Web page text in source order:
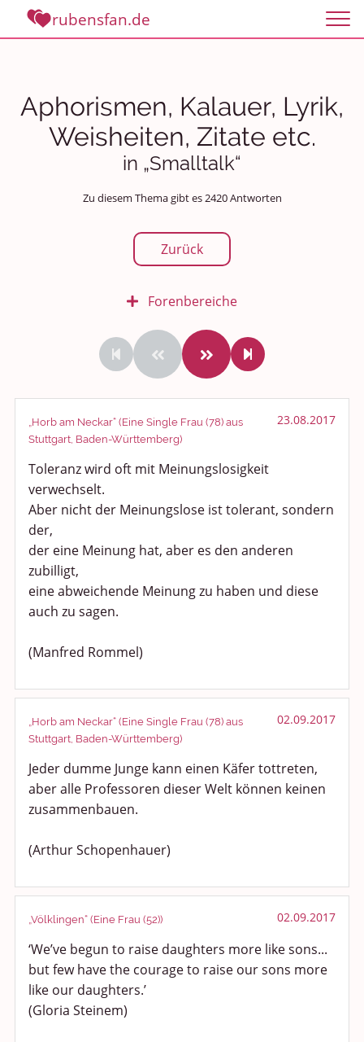
rubensfan.de
Aphorismen, Kalauer, Lyrik,
Weisheiten, Zitate etc.
in „Smalltalk“
Zu diesem Thema gibt es 2420 Antworten
Zurück
Forenbereiche
Rundum Leben
Politik und Weltgeschehen
Smalltalk
Treffen und Stammtische
Ü100 Party - Fanecke
Gesundheit & Wellness
Sport & Freizeit
Shopping und Bekleidung
Medien & Showgeschäft
Kochen, Backen und Genießen
Anregungen und Support
Archiv
„Horb am Neckar“ (Eine Single Frau (78) aus
Stuttgart, Baden-Württemberg)
23.08.2017
Toleranz wird oft mit Meinungslosigkeit
verwechselt.
Aber nicht der Meinungslose ist tolerant, sondern
der,
der eine Meinung hat, aber es den anderen
zubilligt,
eine abweichende Meinung zu haben und diese
auch zu sagen.
(Manfred Rommel)
„Horb am Neckar“ (Eine Single Frau (78) aus
Stuttgart, Baden-Württemberg)
02.09.2017
Jeder dumme Junge kann einen Käfer tottreten,
aber alle Professoren dieser Welt können keinen
zusammenbauen.
(Arthur Schopenhauer)
„Völklingen“ (Eine Frau (52)) 02.09.2017
‘We’ve begun to raise daughters more like sons...
but few have the courage to raise our sons more
like our daughters.’
(Gloria Steinem)